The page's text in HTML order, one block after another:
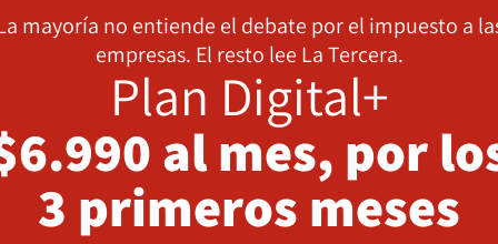
mayoría no entiende el debate por el impuesto a
empresas. El resto lee La Tercera.
Plan Digital+
al mes, por
3 primeros meses